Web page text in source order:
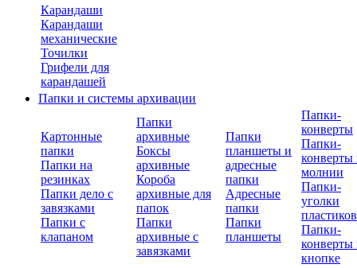
Карандаши
Карандаши
механические
Точилки
Грифели для
карандашей
Папки и системы архивации
Картонные
папки
Папки на
резинках
Папки дело с
завязками
Папки с
клапаном
Папки
архивные
Боксы
архивные
Короба
архивные для
папок
Папки
архивные с
завязками
Папки
планшеты и
адресные
папки
Адресные
папки
Папки
планшеты
Папки-
конверты
Папки-
конверты
молнии
Папки-
уголки
Папки-
конверты
кнопке